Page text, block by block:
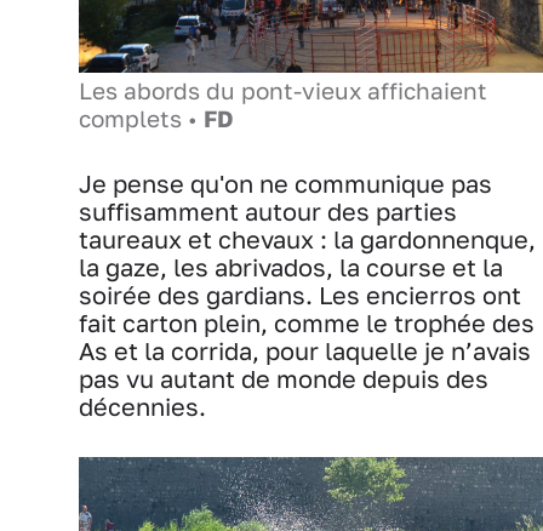
Les abords du pont-vieux affichaient
complets • FD
Je pense qu'on ne communique pas
suffisamment autour des parties
taureaux et chevaux : la gardonnenque,
la gaze, les abrivados, la course et la
soirée des gardians. Les encierros ont
fait carton plein, comme le trophée des
As et la corrida, pour laquelle je n’avais
pas vu autant de monde depuis des
décennies.